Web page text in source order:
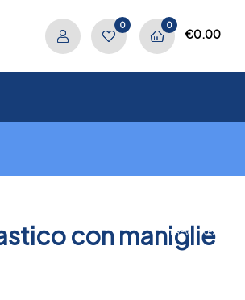
0 0
€0.00
PREV NEXT
con maniglie